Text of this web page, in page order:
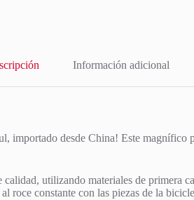
Información adicional
importado desde China! Este
utilizando materiales de
roce constante con las piezas de la